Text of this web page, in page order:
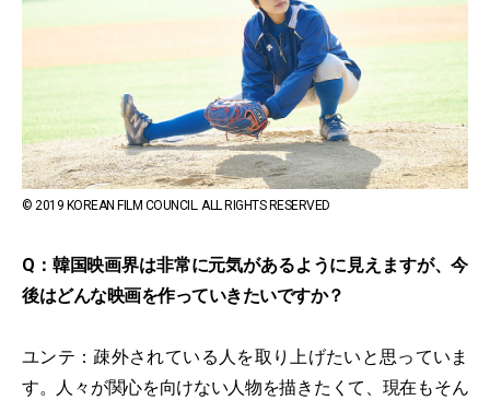
© 2019 KOREAN FILM COUNCIL. ALL RIGHTS RESERVED
Q：韓国映画界は非常に元気があるように見えますが、今
後はどんな映画を作っていきたいですか？
ユンテ：疎外されている人を取り上げたいと思っていま
す。人々が関心を向けない人物を描きたくて、現在もそん